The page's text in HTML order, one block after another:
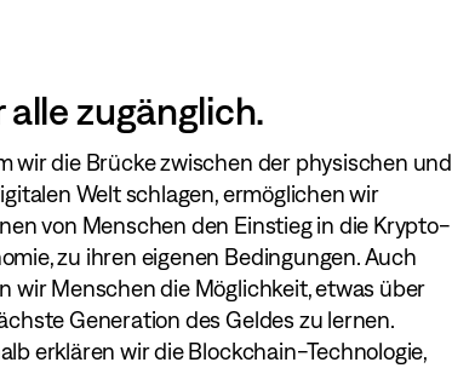
alle zugänglich.
wir die Brücke zwischen der physischen und
Welt schlagen, ermöglichen wir
von Menschen den Einstieg in die Krypto-
zu ihren eigenen Bedingungen. Auch
wir Menschen die Möglichkeit, etwas über
Generation des Geldes zu lernen.
erklären wir die Blockchain-Technologie,